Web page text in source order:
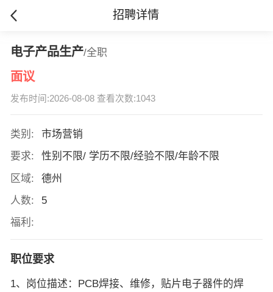
招聘详情
电子产品生产/全职
面议
发布时间:2026-08-08 查看次数:1043
类别:
市场营销
要求:
性别不限/ 学历不限/经验不限/年龄不限
区域:
德州
人数:
5
福利:
职位要求
1、岗位描述：PCB焊接、维修，贴片电子器件的焊